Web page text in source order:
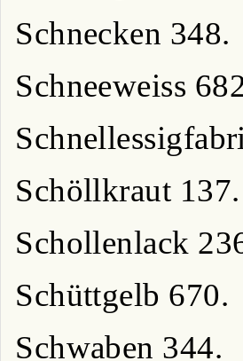
Schnecken 348.
Schneeweiss
Schöllkraut 137.
Schollenlack
Schüttgelb 670.
Schwaben 344.